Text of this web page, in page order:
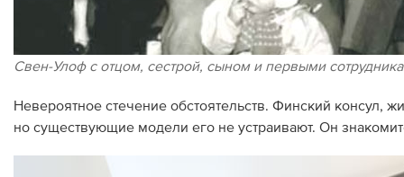
Свен-Улоф с отцом, сестрой, сыном и первыми
Невероятное стечение обстоятельств. Финский консул,
но существующие модели его не устраивают. Он